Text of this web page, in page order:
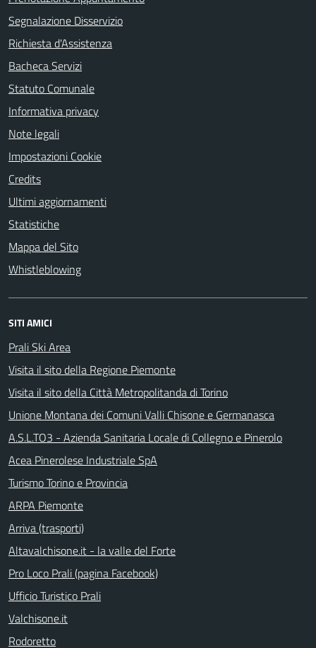
Segnalazione Disservizio
Richiesta d'Assistenza
Bacheca Servizi
Statuto Comunale
Informativa privacy
Note legali
Impostazioni Cookie
Credits
Ultimi aggiornamenti
Statistiche
Mappa del Sito
Whistleblowing
SITI AMICI
Prali Ski Area
Visita il sito della Regione Piemonte
Visita il sito della Città Metropolitanda di Torino
Unione Montana dei Comuni Valli Chisone e Germanasca
A.S.L.TO3 - Azienda Sanitaria Locale di Collegno e Pinerolo
Acea Pinerolese Industriale SpA
Turismo Torino e Provincia
ARPA Piemonte
Arriva (trasporti)
Altavalchisone.it - la valle del Forte
Pro Loco Prali (pagina Facebook)
Ufficio Turistico Prali
Valchisone.it
Rodoretto